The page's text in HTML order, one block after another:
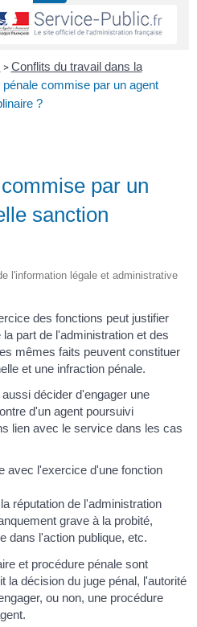
> Conflits du travail dans la
pénale commise par un agent
?
par un
sanction
l'information légale et administrative
des fonctions peut justifier
part de l'administration et des
mêmes faits peuvent constituer
et une infraction pénale.
décider d'engager une
d'un agent poursuivi
lien avec le service dans les cas
avec l'exercice d'une fonction
réputation de l'administration
grave à la probité,
dans l'action publique, etc.
et procédure pénale sont
la décision du juge pénal, l'autorité
ou non, une procédure